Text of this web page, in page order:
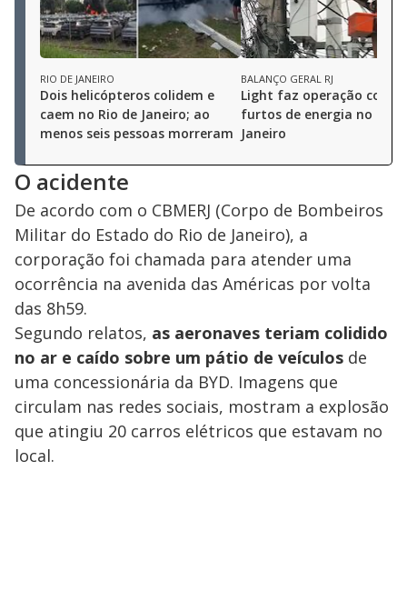
RIO DE JANEIRO
Dois helicópteros colidem e
caem no Rio de Janeiro; ao
menos seis pessoas morreram
BALANÇO GERAL RJ
Light faz operação
furtos de energia no Rio
Janeiro
O acidente
De acordo com o CBMERJ (Corpo de Bombeiros
Militar do Estado do Rio de Janeiro), a
corporação foi chamada para atender uma
ocorrência na avenida das Américas por volta
das 8h59.
Segundo relatos, as aeronaves teriam colidido
no ar e caído sobre um pátio de veículos de
uma concessionária da BYD. Imagens que
circulam nas redes sociais, mostram a explosão
que atingiu 20 carros elétricos que estavam no
local.